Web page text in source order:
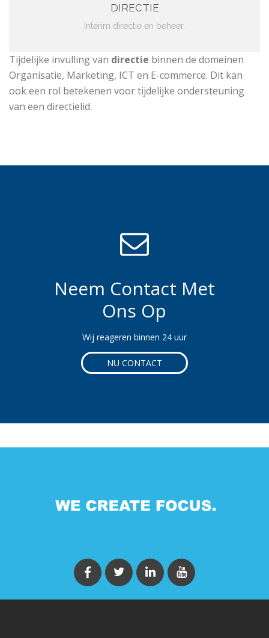
DIRECTIE
Interim directie en beheer.
Tijdelijke invulling van directie binnen de domeinen
Organisatie, Marketing, ICT en E-commerce. Dit kan
ook een rol betekenen voor tijdelijke ondersteuning
van een directielid.
Neem Contact Met
Ons Op
Wij reageren binnen 24 uur
NU CONTACT